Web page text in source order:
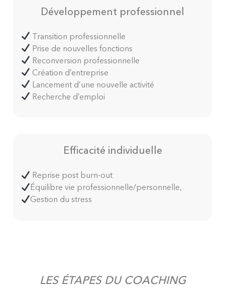
Développement professionnel
Transition professionnelle
Prise de nouvelles fonctions
Reconversion professionnelle
Création d’entreprise
Lancement d’une nouvelle activité
Recherche d’emploi
Efficacité individuelle
Reprise post burn-out
Équilibre vie professionnelle/personnelle,
Gestion du stress
LES ÉTAPES DU COACHING